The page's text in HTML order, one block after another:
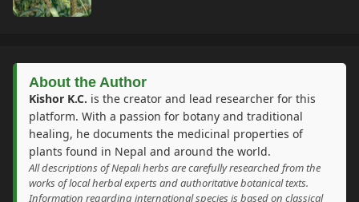
About the Author
Kishor K.C. is the creator and lead researcher for this
platform. With a passion for botany and traditional
healing, he documents the medicinal properties of
plants found in Nepal and around the world.
All descriptions of Nepali herbs are carefully researched from the
works of local herbal experts and authoritative botanical texts.
Information regarding international species is based on classical